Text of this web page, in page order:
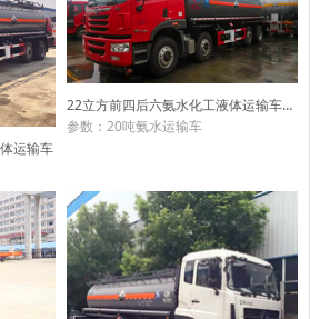
运输车
22立方前四后六氨水化工液体运输车（20吨）
参数：20吨氨水运输车